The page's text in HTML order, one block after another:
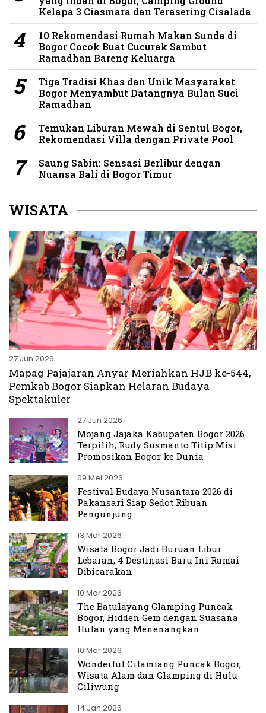
Kelapa 3 Ciasmara dan Terasering Cisalada
10 Rekomendasi Rumah Makan Sunda di
Bogor Cocok Buat Cucurak Sambut
Ramadhan Bareng Keluarga
Tiga Tradisi Khas dan Unik Masyarakat
Bogor Menyambut Datangnya Bulan Suci
Ramadhan
Temukan Liburan Mewah di Sentul Bogor,
Rekomendasi Villa dengan Private Pool
Saung Sabin: Sensasi Berlibur dengan
Nuansa Bali di Bogor Timur
WISATA
27 Jun 2026
Mapag Pajajaran Anyar Meriahkan HJB ke-544,
Pemkab Bogor Siapkan Helaran Budaya
Spektakuler
27 Jun 2026
Mojang Jajaka Kabupaten Bogor 2026
Terpilih, Rudy Susmanto Titip Misi
Promosikan Bogor ke Dunia
09 Mei 2026
Festival Budaya Nusantara 2026 di
Pakansari Siap Sedot Ribuan
Pengunjung
13 Mar 2026
Wisata Bogor Jadi Buruan Libur
Lebaran, 4 Destinasi Baru Ini Ramai
Dibicarakan
10 Mar 2026
The Batulayang Glamping Puncak
Bogor, Hidden Gem dengan Suasana
Hutan yang Menenangkan
10 Mar 2026
Wonderful Citamiang Puncak Bogor,
Wisata Alam dan Glamping di Hulu
Ciliwung
14 Jan 2026